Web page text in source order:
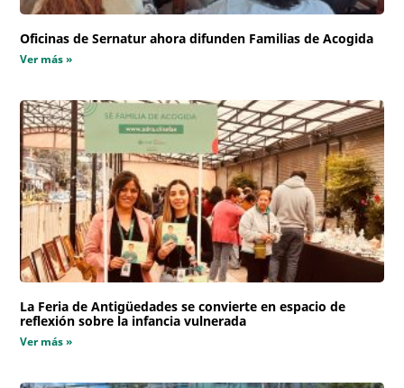
Oficinas de Sernatur ahora difunden Familias de Acogida
Ver más »
La Feria de Antigüedades se convierte en espacio de
reflexión sobre la infancia vulnerada
Ver más »